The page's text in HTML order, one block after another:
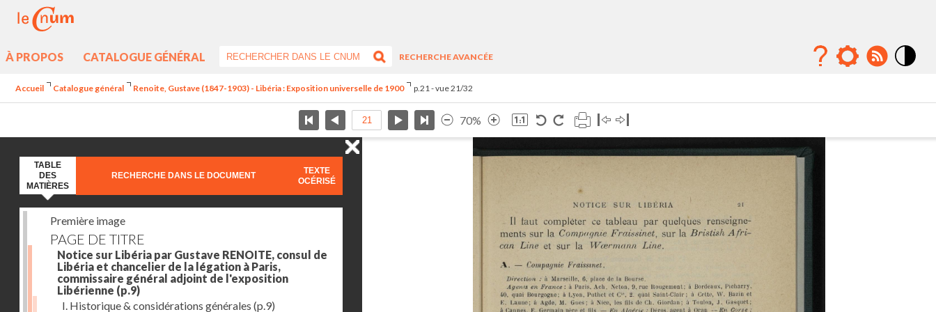
À PROPOS CATALOGUE GÉNÉRAL
RECHERCHE AVANCÉE
Accueil Catalogue général Renoite, Gustave (1847-1903) - Libéria : Exposition universelle de 1900 p.21 - vue 21/32
70%
TABLE
DES
MATIÈRES
RECHERCHE DANS LE DOCUMENT
TEXTE
OCÉRISÉ
Première image
PAGE DE TITRE
Notice sur Libéria par Gustave RENOITE, consul de
Libéria et chancelier de la légation à Paris,
commissaire général adjoint de l'exposition
Libérienne (p.9)
I. Historique & considérations générales (p.9)